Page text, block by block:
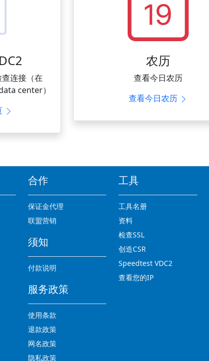
连接（在
center）
农历
查看今日农历
查看今日农历
合作
保证金代理
联盟营销
须知
付款说明
服务政策
使用条款
退款政策
网名政策
隐私政策
工具
工具名册
资料
检查SSL
创造CSR
Speedtest VDC2
查看您的IP